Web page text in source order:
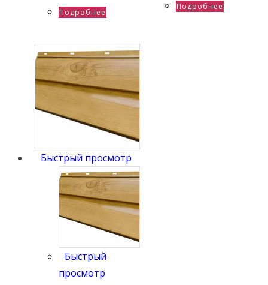
Подробнее
Подробнее
Быстрый просмотр
Быстрый
просмотр